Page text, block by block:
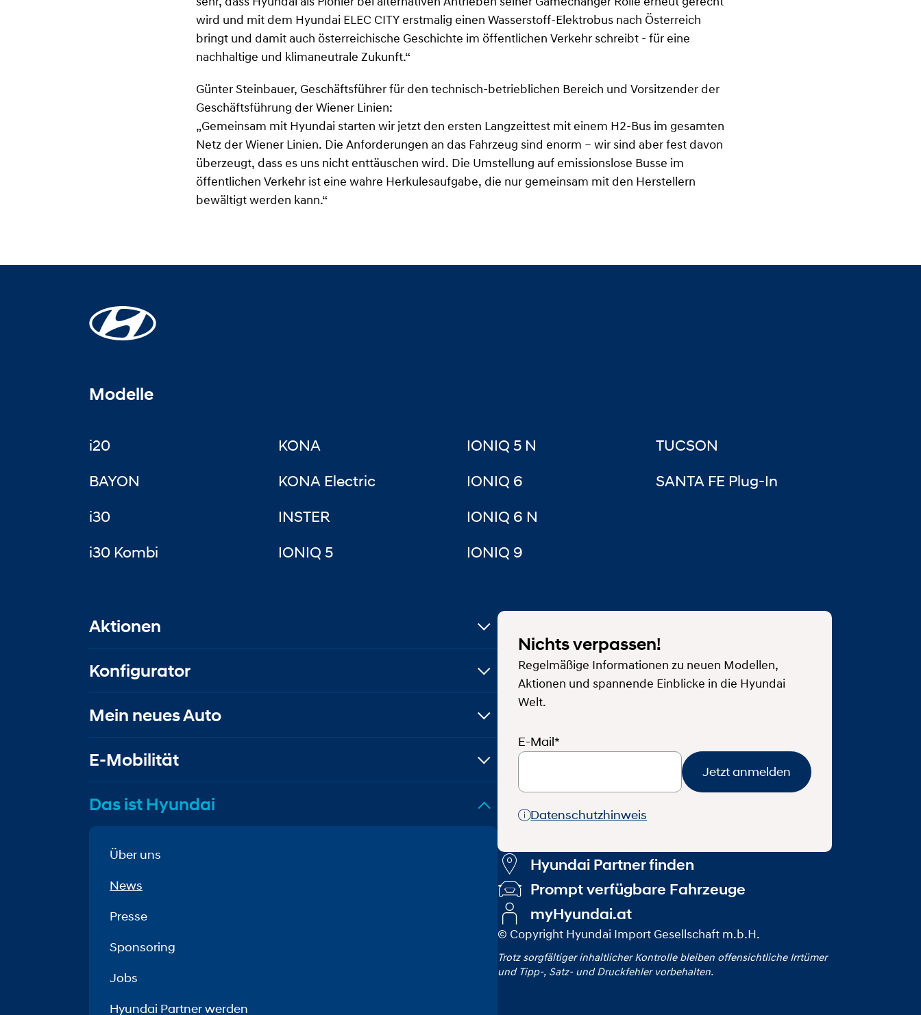
wird und mit dem Hyundai ELEC CITY erstmalig einen Wasserstoff-Elektrobus nach Österreich
bringt und damit auch österreichische Geschichte im öffentlichen Verkehr schreibt - für eine
nachhaltige und klimaneutrale Zukunft.“
Günter Steinbauer, Geschäftsführer für den technisch-betrieblichen Bereich und Vorsitzender der
Geschäftsführung der Wiener Linien:
„Gemeinsam mit Hyundai starten wir jetzt den ersten Langzeittest mit einem H2-Bus im gesamten
Netz der Wiener Linien. Die Anforderungen an das Fahrzeug sind enorm – wir sind aber fest davon
überzeugt, dass es uns nicht enttäuschen wird. Die Umstellung auf emissionslose Busse im
öffentlichen Verkehr ist eine wahre Herkulesaufgabe, die nur gemeinsam mit den Herstellern
bewältigt werden kann.“
Modelle
i20
BAYON
i30
i30 Kombi
KONA
KONA Electric
INSTER
IONIQ 5
IONIQ 5 N
IONIQ 6
IONIQ 6 N
IONIQ 9
TUCSON
SANTA FE Plug-In
Aktionen
Konfigurator
Mein neues Auto
E-Mobilität
Das ist Hyundai
Über uns
News
Presse
Sponsoring
Jobs
Hyundai Partner werden
Nichts verpassen!
Regelmäßige Informationen zu neuen Modellen,
Aktionen und spannende Einblicke in die Hyundai
Welt.
E-Mail*
Jetzt anmelden
Datenschutzhinweis
Hyundai Partner finden
Prompt verfügbare Fahrzeuge
myHyundai.at
© Copyright Hyundai Import Gesellschaft m.b.H.
Trotz sorgfältiger inhaltlicher Kontrolle bleiben offensichtliche Irrtümer
und Tipp‑, Satz‑ und Druckfehler vorbehalten.